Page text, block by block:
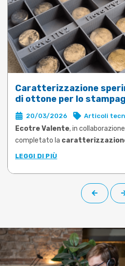
Caratterizzazione
di ottone per lo
DEFORM
20/03/2026 Articoli
Ecotre Valente, in
completato la
leghe di ottone tra le più
piombo (Pb<0,1%). Le prove,
da barra di produzione, hanno
proprietà plastiche di ciascuna
Illimite risoltoè quello che molti
simulazione conoscono bene:dati
LEGGI DI PIÙ